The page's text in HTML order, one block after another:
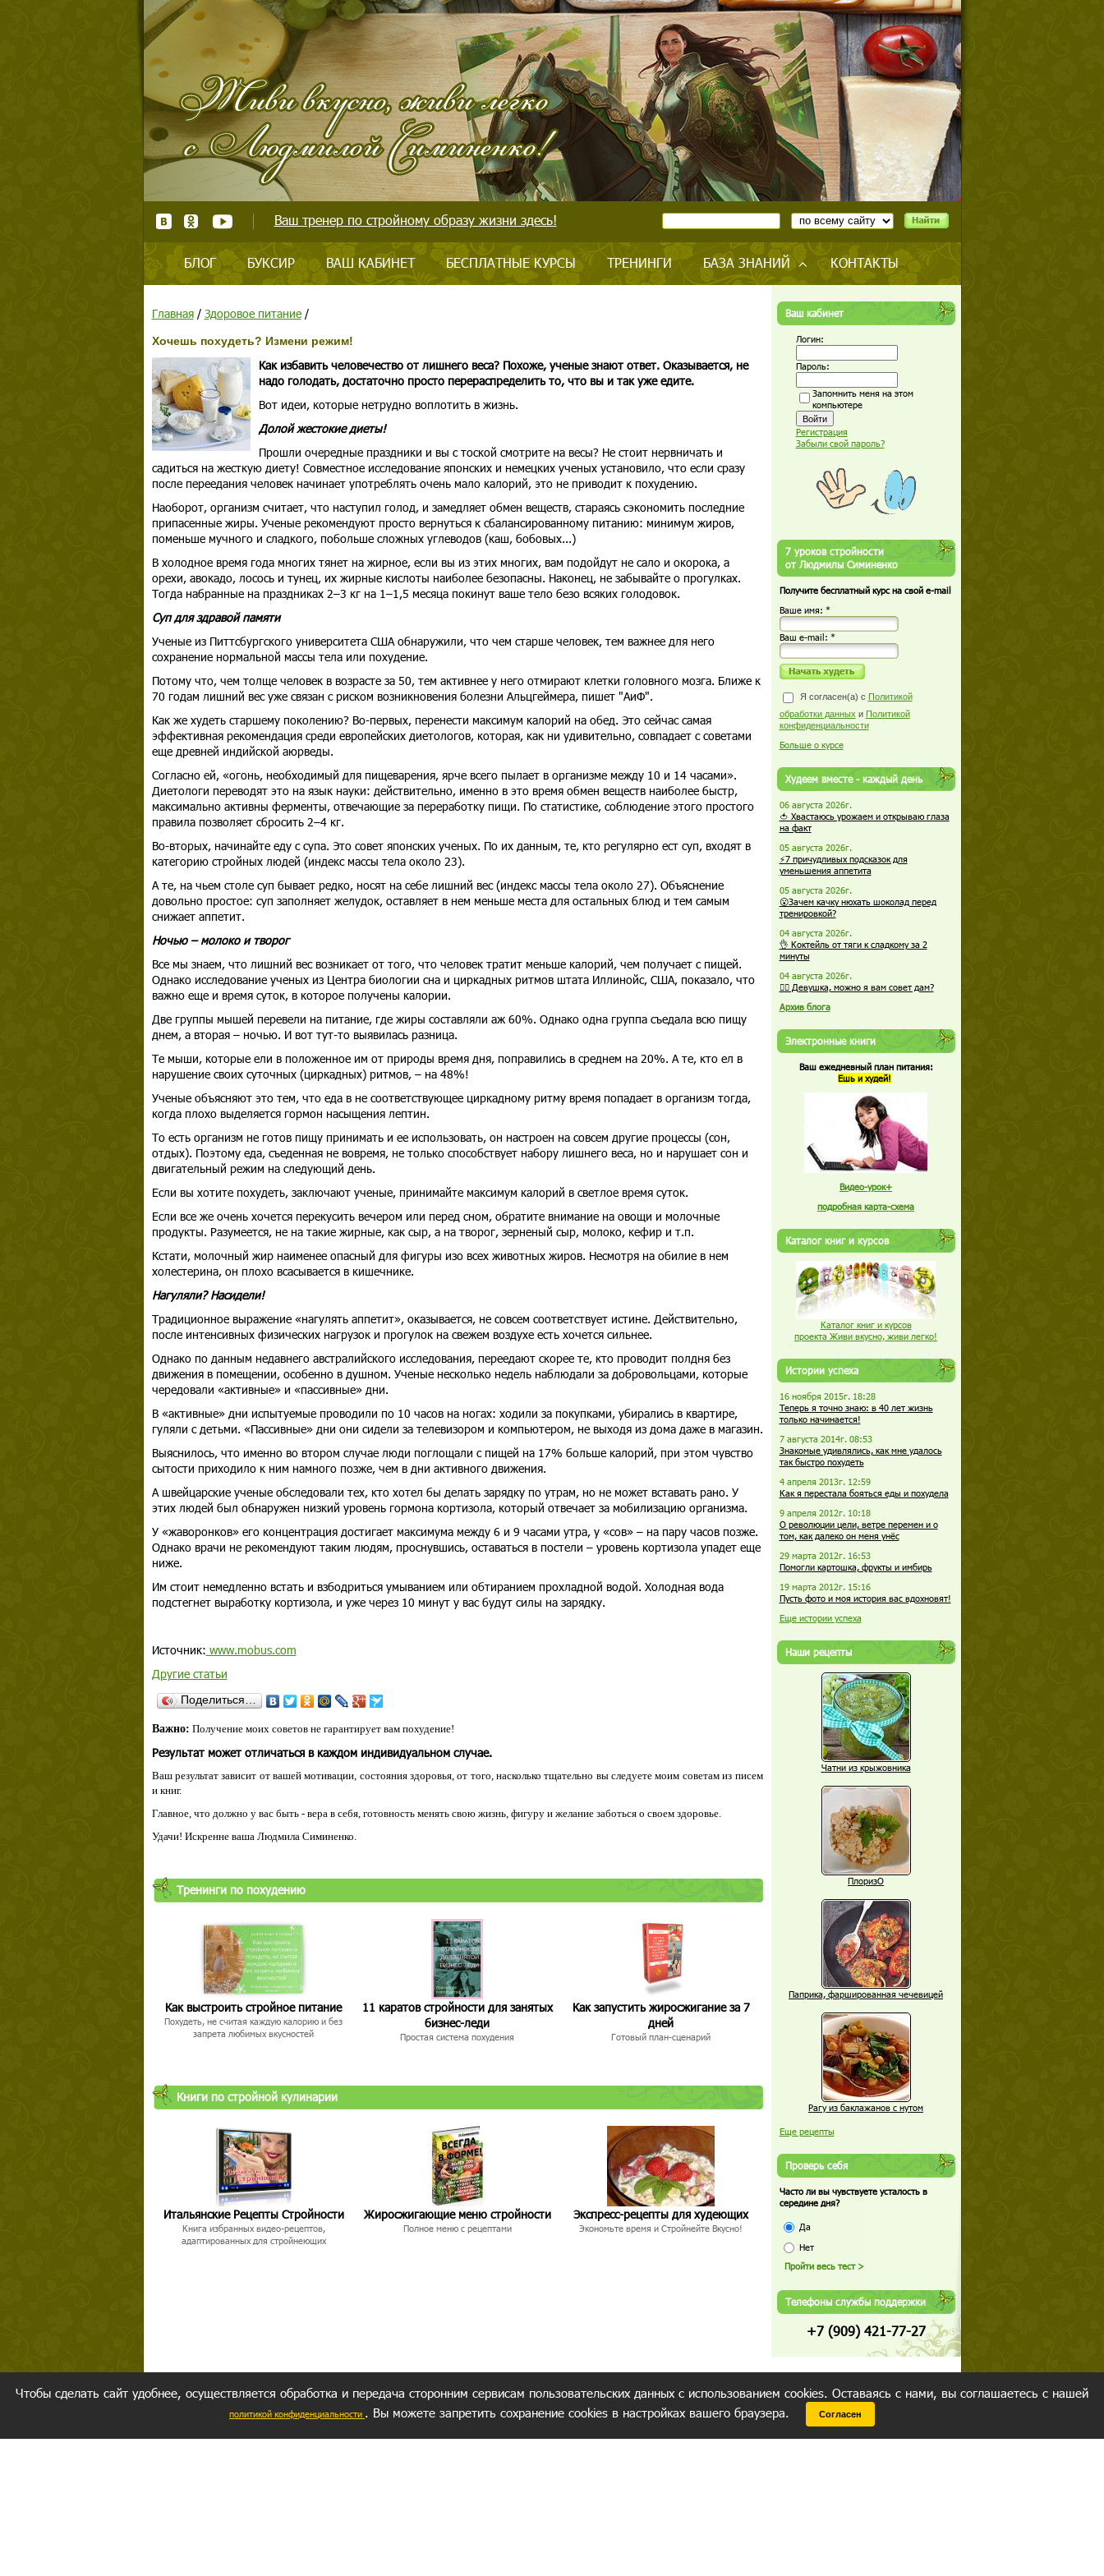
Ваш тренер по стройному образу жизни здесь!
БЛОГ БУКСИР ВАШ КАБИНЕТ БЕСПЛАТНЫЕ КУРСЫ ТРЕНИНГИ БАЗА ЗНАНИЙ КОНТАКТЫ
Главная/ Здоровое питание/
Хочешь похудеть? Измени режим!
Как избавить человечество от лишнего веса? Похоже, ученые знают ответ. Оказывается, не
надо голодать, достаточно просто перераспределить то, что вы и так уже едите.
Вот идеи, которые нетрудно воплотить в жизнь.
Долой жестокие диеты!
Прошли очередные праздники и вы с тоской смотрите на весы? Не стоит нервничать и
садиться на жесткую диету! Совместное исследование японских и немецких ученых установило, что если сразу
после переедания человек начинает употреблять очень мало калорий, это не приводит к похудению.
Наоборот, организм считает, что наступил голод, и замедляет обмен веществ, стараясь сэкономить последние
припасенные жиры. Ученые рекомендуют просто вернуться к сбалансированному питанию: минимум жиров,
поменьше мучного и сладкого, побольше сложных углеводов (каш, бобовых...)
В холодное время года многих тянет на жирное, если вы из этих многих, вам подойдут не сало и окорока, а
орехи, авокадо, лосось и тунец, их жирные кислоты наиболее безопасны. Наконец, не забывайте о прогулках.
Тогда набранные на праздниках 2–3 кг на 1–1,5 месяца покинут ваше тело безо всяких голодовок.
Суп для здравой памяти
Ученые из Питтсбургского университета США обнаружили, что чем старше человек, тем важнее для него
сохранение нормальной массы тела или похудение.
Потому что, чем толще человек в возрасте за 50, тем активнее у него отмирают клетки головного мозга. Ближе к
70 годам лишний вес уже связан с риском возникновения болезни Альцгеймера, пишет "АиФ".
Как же худеть старшему поколению? Во-первых, перенести максимум калорий на обед. Это сейчас самая
эффективная рекомендация среди европейских диетологов, которая, как ни удивительно, совпадает с советами
еще древней индийской аюрведы.
Согласно ей, «огонь, необходимый для пищеварения, ярче всего пылает в организме между 10 и 14 часами».
Диетологи переводят это на язык науки: действительно, именно в это время обмен веществ наиболее быстр,
максимально активны ферменты, отвечающие за переработку пищи. По статистике, соблюдение этого простого
правила позволяет сбросить 2–4 кг.
Во-вторых, начинайте еду с супа. Это совет японских ученых. По их данным, те, кто регулярно ест суп, входят в
категорию стройных людей (индекс массы тела около 23).
А те, на чьем столе суп бывает редко, носят на себе лишний вес (индекс массы тела около 27). Объяснение
довольно простое: суп заполняет желудок, оставляет в нем меньше места для остальных блюд и тем самым
снижает аппетит.
Ночью – молоко и творог
Все мы знаем, что лишний вес возникает от того, что человек тратит меньше калорий, чем получает с пищей.
Однако исследование ученых из Центра биологии сна и циркадных ритмов штата Иллинойс, США, показало, что
важно еще и время суток, в которое получены калории.
Две группы мышей перевели на питание, где жиры составляли аж 60%. Однако одна группа съедала всю пищу
днем, а вторая – ночью. И вот тут-то выявилась разница.
Те мыши, которые ели в положенное им от природы время дня, поправились в среднем на 20%. А те, кто ел в
нарушение своих суточных (циркадных) ритмов, – на 48%!
Ученые объясняют это тем, что еда в не соответствующее циркадному ритму время попадает в организм тогда,
когда плохо выделяется гормон насыщения лептин.
То есть организм не готов пищу принимать и ее использовать, он настроен на совсем другие процессы (сон,
отдых). Поэтому еда, съеденная не вовремя, не только способствует набору лишнего веса, но и нарушает сон и
двигательный режим на следующий день.
Если вы хотите похудеть, заключают ученые, принимайте максимум калорий в светлое время суток.
Если все же очень хочется перекусить вечером или перед сном, обратите внимание на овощи и молочные
продукты. Разумеется, не на такие жирные, как сыр, а на творог, зерненый сыр, молоко, кефир и т.п.
Кстати, молочный жир наименее опасный для фигуры изо всех животных жиров. Несмотря на обилие в нем
холестерина, он плохо всасывается в кишечнике.
Нагуляли? Насидели!
Традиционное выражение «нагулять аппетит», оказывается, не совсем соответствует истине. Действительно,
после интенсивных физических нагрузок и прогулок на свежем воздухе есть хочется сильнее.
Однако по данным недавнего австралийского исследования, переедают скорее те, кто проводит полдня без
движения в помещении, особенно в душном. Ученые несколько недель наблюдали за добровольцами, которые
чередовали «активные» и «пассивные» дни.
В «активные» дни испытуемые проводили по 10 часов на ногах: ходили за покупками, убирались в квартире,
гуляли с детьми. «Пассивные» дни они сидели за телевизором и компьютером, не выходя из дома даже в магазин.
Выяснилось, что именно во втором случае люди поглощали с пищей на 17% больше калорий, при этом чувство
сытости приходило к ним намного позже, чем в дни активного движения.
А швейцарские ученые обследовали тех, кто хотел бы делать зарядку по утрам, но не может вставать рано. У
этих людей был обнаружен низкий уровень гормона кортизола, который отвечает за мобилизацию организма.
У «жаворонков» его концентрация достигает максимума между 6 и 9 часами утра, у «сов» – на пару часов позже.
Однако врачи не рекомендуют таким людям, проснувшись, оставаться в постели – уровень кортизола упадет еще
ниже.
Им стоит немедленно встать и взбодриться умыванием или обтиранием прохладной водой. Холодная вода
подстегнет выработку кортизола, и уже через 10 минут у вас будут силы на зарядку.
Источник: www.mobus.com
Другие статьи
Поделиться…
Важно: Получение моих советов не гарантирует вам похудение!
Результат может отличаться в каждом индивидуальном случае.
Ваш результат зависит от вашей мотивации, состояния здоровья, от того, насколько тщательно вы следуете моим советам из писем
и книг.
Главное, что должно у вас быть - вера в себя, готовность менять свою жизнь, фигуру и желание заботься о своем здоровье.
Удачи! Искренне ваша Людмила Симиненко.
Тренинги по похудению
Как выстроить стройное питание
Похудеть, не считая каждую калорию и без
запрета любимых вкусностей
11 каратов стройности для занятых
бизнес-леди
Простая система похудения
Как запустить жиросжигание за 7
дней
Готовый план-сценарий
Книги по стройной кулинарии
Итальянские Рецепты Стройности
Книга избранных видео-рецептов,
адаптированных для стройнеющих
Жиросжигающие меню стройности
Полное меню с рецептами
Экспресс-рецепты для худеющих
Экономьте время и Стройнейте Вкусно!
Ваш кабинет
Логин:
Пароль:
Запомнить меня на этом
компьютере
Регистрация
Забыли свой пароль?
7 уроков стройности
от Людмилы Симиненко
Получите бесплатный курс на свой e-mail
Ваше имя: *
Ваш е-mail: *
Я согласен(а) с Политикой
обработки данных и Политикой
конфиденциальности
Больше о курсе
Худеем вместе - каждый день
06 августа 2026г.
🍅 Хвастаюсь урожаем и открываю глаза
на факт
05 августа 2026г.
⚡7 причудливых подсказок для
уменьшения аппетита
05 августа 2026г.
😮Зачем качку нюхать шоколад перед
тренировкой?
04 августа 2026г.
👌 Коктейль от тяги к сладкому за 2
минуты
04 августа 2026г.
🏋️‍♀️ Девушка, можно я вам совет дам?
Архив блога
Электронные книги
Ваш ежедневный план питания:
Ешь и худей!
Видео-урок+
подробная карта-схема
Каталог книг и курсов
Каталог книг и курсов
проекта Живи вкусно, живи легко!
Истории успеха
16 ноября 2015г. 18:28
Теперь я точно знаю: в 40 лет жизнь
только начинается!
7 августа 2014г. 08:53
Знакомые удивлялись, как мне удалось
так быстро похудеть
4 апреля 2013г. 12:59
Как я перестала бояться еды и похудела
9 апреля 2012г. 10:18
О революции цели, ветре перемен и о
том, как далеко он меня унёс
29 марта 2012г. 16:53
Помогли картошка, фрукты и имбирь
19 марта 2012г. 15:16
Пусть фото и моя история вас вдохновят!
Еще истории успеха
Наши рецепты
Чатни из крыжовника
ПлоризО
Паприка, фаршированная чечевицей
Рагу из баклажанов с нутом
Еще рецепты
Проверь себя
Часто ли вы чувствуете усталость в
середине дня?
Да
Нет
Телефоны службы поддержки
+7 (909) 421-77-27
Чтобы сделать сайт удобнее, осуществляется обработка и передача сторонним сервисам пользовательских данных с использованием cookies. Оставаясь с нами, вы соглашаетесь с нашей
политикой конфиденциальности . Вы можете запретить сохранение cookies в настройках вашего браузера. Согласен